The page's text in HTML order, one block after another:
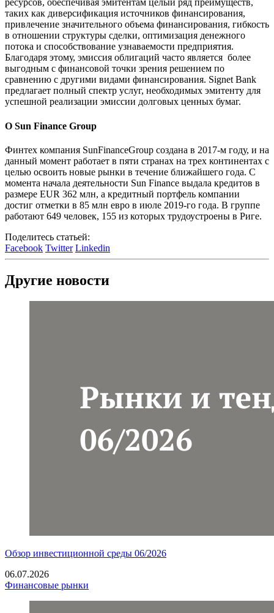
ресурсов, обеспечивая эмитентам целый ряд преимуществ,
таких как диверсификация источников финансирования,
привлечение значительного объема финансирования, гибкость
в отношении структуры сделки, оптимизация денежного
потока и способствование узнаваемости предприятия.
Благодаря этому, эмиссия облигаций часто является более
выгодным с финансовой точки зрения решением по
сравнению с другими видами финансирования. Signet Bank
предлагает полный спектр услуг, необходимых эмитенту для
успешной реализации эмиссии долговых ценных бумаг.
О Sun Finance Group
Финтех компания SunFinanceGroup создана в 2017-м году, и на
данный момент работает в пяти странах на трех континентах с
целью освоить новые рынки в течение ближайшего года. С
момента начала деятельности Sun Finance выдала кредитов в
размере EUR 362 млн, а кредитный портфель компании
достиг отметки в 85 млн евро в июле 2019-го года. В группе
работают 649 человек, 155 из которых трудоустроены в Риге.
Поделитесь статьей:
Facebook Twitter Linkedin
Другие новости
Обзор инвестиционной среды 06/2026
06.07.2026
Финансовые рынки